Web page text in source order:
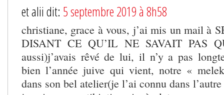
et alii dit: 5 septembre 2019 à 8h58
christiane, grace à vous, j’ai mis un mail à
DISANT CE QU’IL NE SAVAIT PAS
aussi)j’avais rêvé de lui, il n’y a pas
bien l’année juive qui vient, notre «
dans son bel atelier(je l’ai connu dans